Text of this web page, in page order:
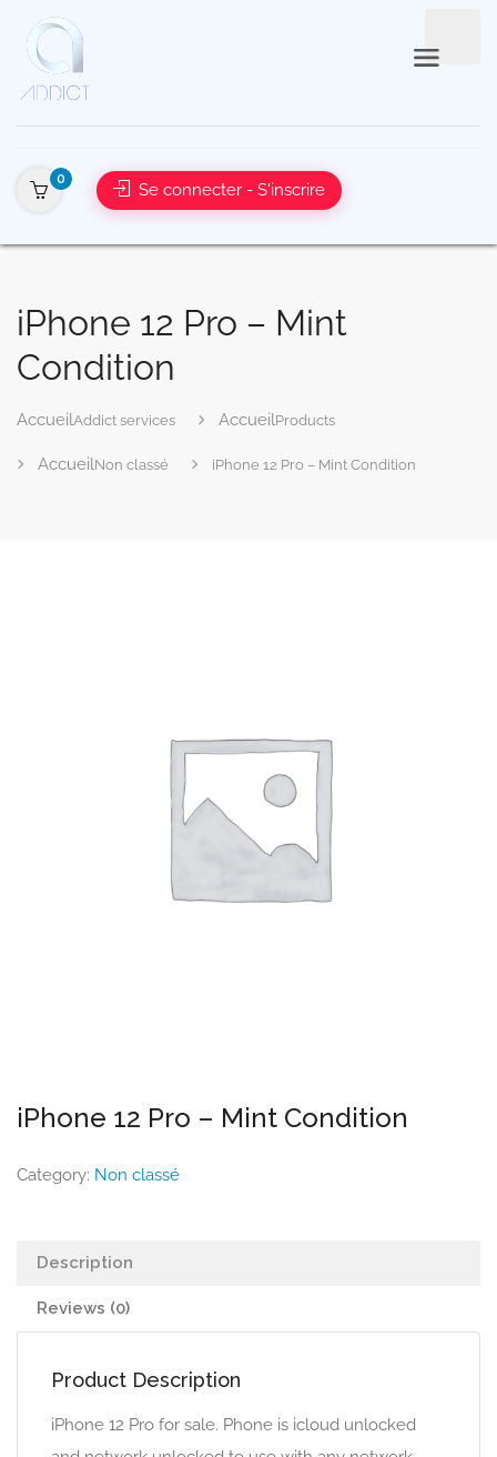
0
Se connecter - S'inscrire
iPhone 12 Pro – Mint
Condition
Addict services Products
Non classé iPhone 12 Pro – Mint Condition
iPhone 12 Pro – Mint Condition
Category: Non classé
Description
Reviews (0)
Product Description
iPhone 12 Pro for sale. Phone is icloud unlocked